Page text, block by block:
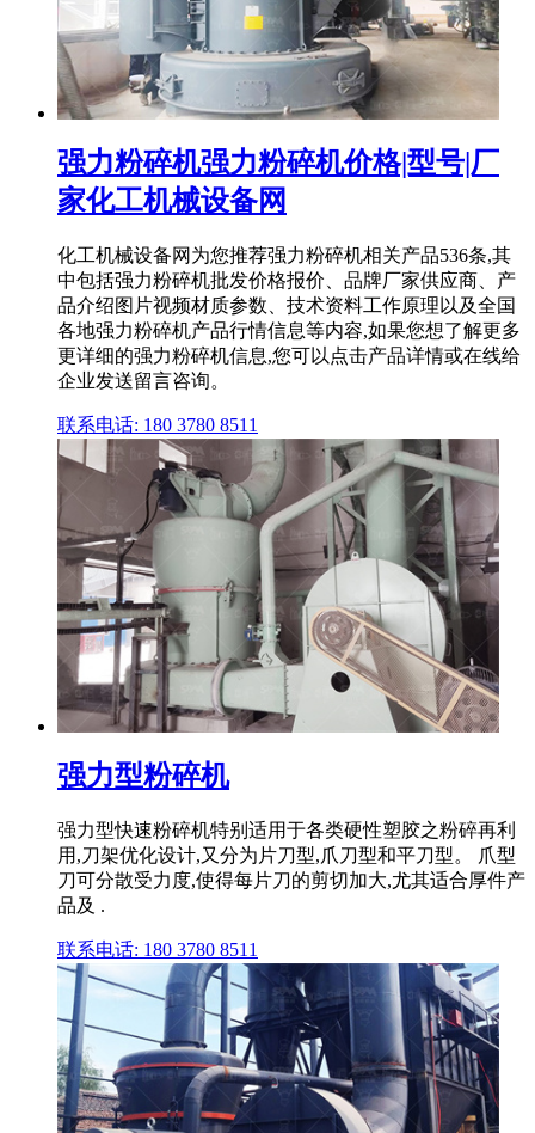
强力粉碎机强力粉碎机价格|型号|厂
家化工机械设备网
化工机械设备网为您推荐强力粉碎机相关产品536条,其
中包括强力粉碎机批发价格报价、品牌厂家供应商、产
品介绍图片视频材质参数、技术资料工作原理以及全国
各地强力粉碎机产品行情信息等内容,如果您想了解更多
更详细的强力粉碎机信息,您可以点击产品详情或在线给
企业发送留言咨询。
联系电话: 180 3780 8511
强力型粉碎机
强力型快速粉碎机特别适用于各类硬性塑胶之粉碎再利
用,刀架优化设计,又分为片刀型,爪刀型和平刀型。 爪型
刀可分散受力度,使得每片刀的剪切加大,尤其适合厚件产
品及 .
联系电话: 180 3780 8511